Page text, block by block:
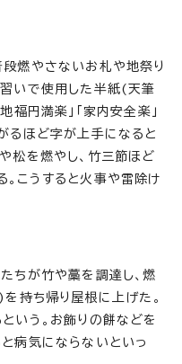
段燃やさないお札や地祭り
いで使用した半紙(天筆
福円満楽」「家内安全楽」
るほど字が上手になると
松を燃やし、竹三節ほど
こうすると火事や雷除け
ちが竹や藁を調達し、燃
持ち帰り屋根に上げた。
いう。お飾りの餅などを
病気にならないといっ